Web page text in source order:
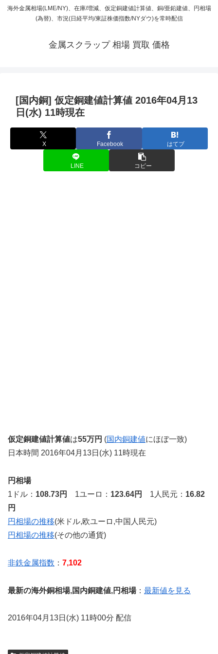
海外金属相場(LME/NY)、在庫/増減、仮定銅建値計算値、銅/亜鉛建値、円相場
(為替)、市況(日経平均/東証株価指数/NYダウ)を常時配信
金属スクラップ 相場 買取 価格
[国内銅] 仮定銅建値計算値 2016年04月13
日(水) 11時現在
X Facebook はてブ
LINE コピー
仮定銅建値計算値は55万円 (国内銅建値にほぼ一致)
日本時間 2016年04月13日(水) 11時現在
円相場
1ドル： 108.73円 1ユーロ： 123.64円 1人民元： 16.82
円
円相場の推移(米ドル,欧ユーロ,中国人民元)
円相場の推移(その他の通貨)
非鉄金属指数 ： 7,102
最新の海外銅相場,国内銅建値,円相場： 最新値を見る
2016年04月13日(水) 11時00分 配信